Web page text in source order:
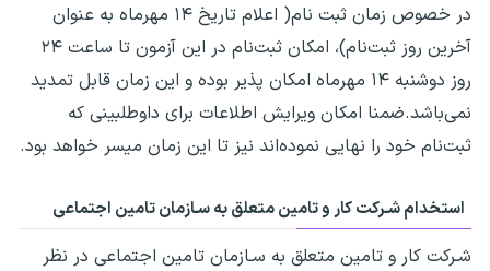
در خصوص زمان ثبت نام( اعلام تاریخ ۱۴ مهرماه به عنوان
آخرین روز ثبت‌نام)، امکان ثبت‌نام در این آزمون تا ساعت ۲۴
روز دوشنبه ۱۴ مهرماه امکان پذیر بوده و این زمان قابل تمدید
نمی‌باشد.ضمنا امکان ویرایش اطلاعات برای داوطلبینی که
ثبت‌نام خود را نهایی نموده‌اند نیز تا این زمان میسر خواهد بود.
استخدام شـرکت کار و تامین متعلق به سـازمان تامین اجتماعی
شـرکت کار و تامین متعلق به سـازمان تامین اجتماعی در نظر